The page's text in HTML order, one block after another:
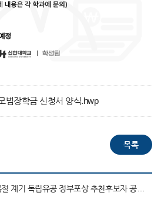
범장학금 신청서 양식.hwp
제81주년 광복절 계기 독립유공 정부포상 추천후보자 공개검증 참여